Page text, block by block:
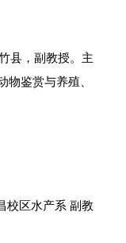
县，副教授。主
物鉴赏与养殖、
校区水产系 副教